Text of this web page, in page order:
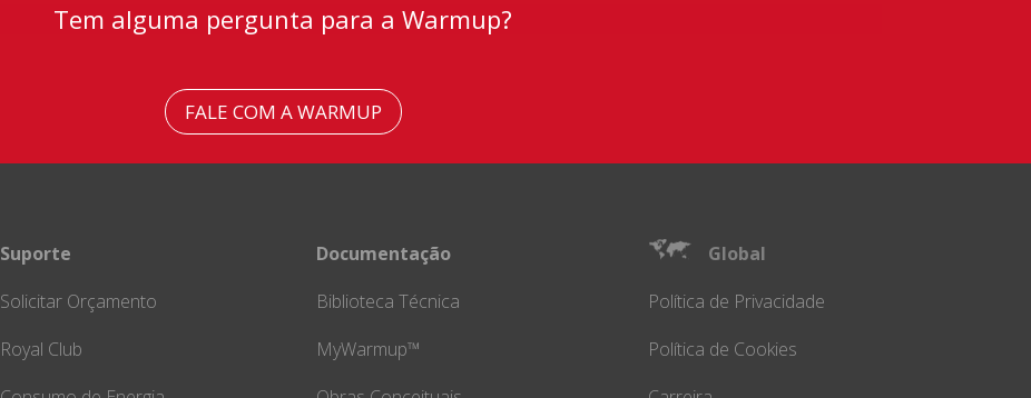
Tem alguma pergunta para a Warmup?
FALE COM A WARMUP
Suporte
Solicitar Orçamento
Royal Club
Documentação
Biblioteca Técnica
MyWarmup™
Global
Política de Privacidade
Política de Cookies